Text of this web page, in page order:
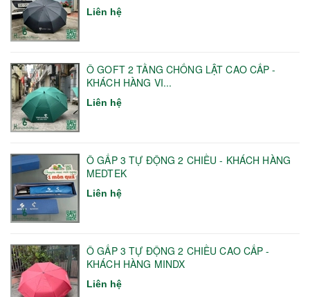
Liên hệ
Ô GOFT 2 TẦNG CHỐNG LẬT CAO CẤP -
KHÁCH HÀNG VI...
Liên hệ
Ô GẤP 3 TỰ ĐỘNG 2 CHIỀU - KHÁCH HÀNG
MEDTEK
Liên hệ
Ô GẤP 3 TỰ ĐỘNG 2 CHIỀU CAO CẤP -
KHÁCH HÀNG MINDX
Liên hệ